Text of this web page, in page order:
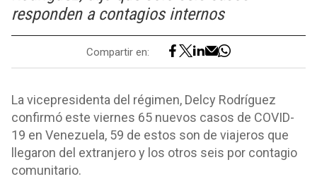
responden a contagios internos
Compartir en:
La vicepresidenta del régimen, Delcy Rodríguez
confirmó este viernes 65 nuevos casos de COVID-
19 en Venezuela, 59 de estos son de viajeros que
llegaron del extranjero y los otros seis por contagio
comunitario.